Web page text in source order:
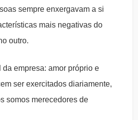
sempre enxergavam a si
mais negativas do
outro.
da empresa: amor próprio e
ser exercitados diariamente,
somos merecedores de